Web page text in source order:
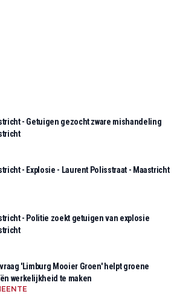
- Getuigen gezocht zware mishandeling
- Explosie - Laurent Polisstraat - Maastricht
- Politie zoekt getuigen van explosie
'Limburg Mooier Groen' helpt groene
werkelijkheid te maken